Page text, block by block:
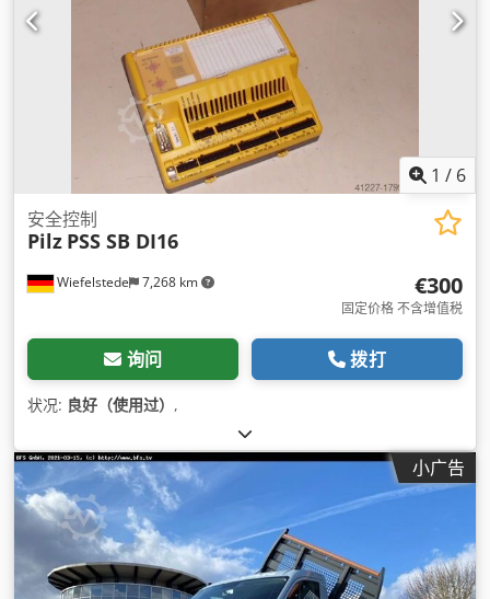
1 / 6
Wiefelstede 7,268 km
安全控制
Pilz PSS SB DI16
€300
固定价格 不含增值税
询问 拨打
状况: 良好（使用过） ,
小广告